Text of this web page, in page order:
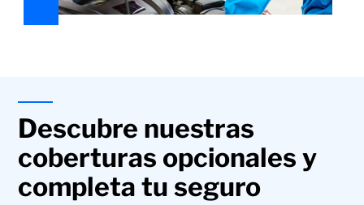
Descubre nuestras
coberturas opcionales y
completa tu seguro